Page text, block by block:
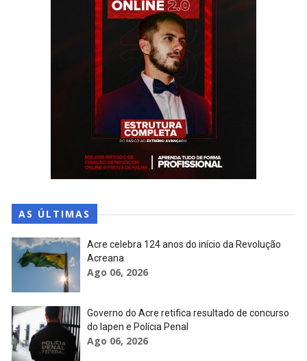
AS ÚLTIMAS
Acre celebra 124 anos do início da Revolução
Acreana
Ago 06, 2026
Governo do Acre retifica resultado de concurso
do Iapen e Polícia Penal
Ago 06, 2026